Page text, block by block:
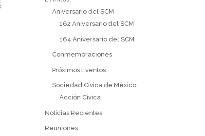
Aniversario del SCM
162 Aniversario del SCM
164 Aniversario del SCM
Conmemoraciones
Próximos Eventos
Sociedad Cívica de México
Acción Cívica
Noticias Recientes
Reuniones